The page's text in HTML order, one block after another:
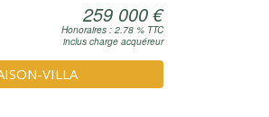
259 000 €
Honoraires : 2.78 % TTC
inclus charge acquéreur
VILLA